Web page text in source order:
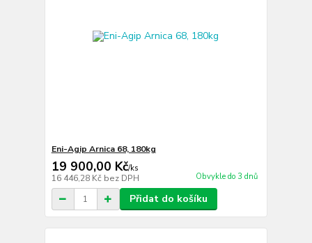
Eni-Agip Arnica 68, 180kg
19 900,00 Kč/ks
16 446,28 Kč bez DPH Obvykle do 3 dnů
Přidat do košíku